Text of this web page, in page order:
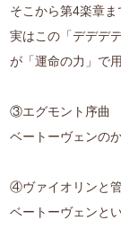
そこから第4楽章ま
実はこの「デデデ
が「運命の力」で
③エグモント序曲
ベートーヴェンの
④ヴァイオリンと
ベートーヴェンと